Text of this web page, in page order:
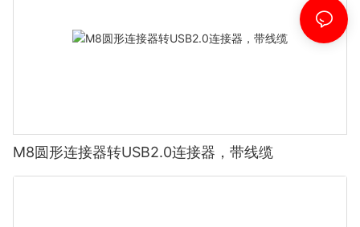
M8圆形连接器转USB2.0连接器，带线缆